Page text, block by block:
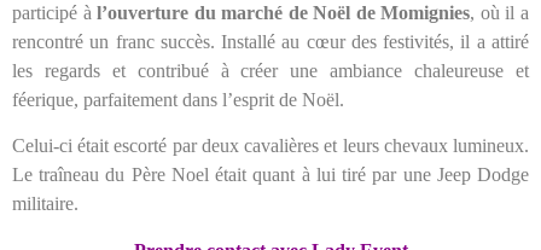
participé àl’ouverture du marché de Noël de Momignies, où il a
rencontré un franc succès. Installé au cœur des festivités, il a attiré
les regards et contribué à créer une ambiance chaleureuse et
féerique, parfaitement dans l’esprit de Noël.
Celui-ci était escorté par deux cavalières et leurs chevaux lumineux.
Le traîneau du Père Noel était quant à lui tiré par une Jeep Dodge
militaire.